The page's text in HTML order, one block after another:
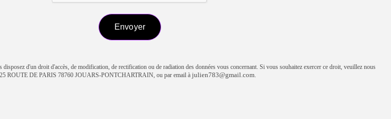
d'un droit d'accès, de modification, de rectification ou de radiation des données vous concernant. Si vous souhaitez exercer ce droit, veuillez nous
ROUTE DE PARIS 78760 JOUARS-PONTCHARTRAIN, ou par email à julien783@gmail.com.